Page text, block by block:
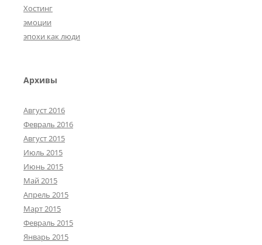
Хостинг
эмоции
эпохи как люди
Архивы
Август 2016
Февраль 2016
Август 2015
Июль 2015
Июнь 2015
Май 2015
Апрель 2015
Март 2015
Февраль 2015
Январь 2015